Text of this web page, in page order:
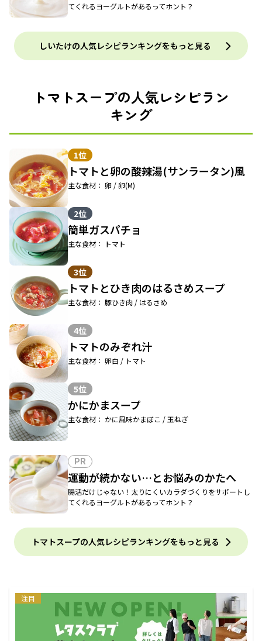
てくれるヨーグルトがあるってホント？
しいたけの人気レシピランキングをもっと見る
トマトスープの人気レシピラン
キング
1位
トマトと卵の酸辣湯(サンラータン)風
主な食材： 卵 / 卵(M)
2位
簡単ガスパチョ
主な食材： トマト
3位
トマトとひき肉のはるさめスープ
主な食材： 豚ひき肉 / はるさめ
4位
トマトのみぞれ汁
主な食材： 卵白 / トマト
5位
かにかまスープ
主な食材： かに風味かまぼこ / 玉ねぎ
PR
運動が続かない…とお悩みのかたへ
腸活だけじゃない！太りにくいカラダづくりをサポートし
てくれるヨーグルトがあるってホント？
トマトスープの人気レシピランキングをもっと見る
注目